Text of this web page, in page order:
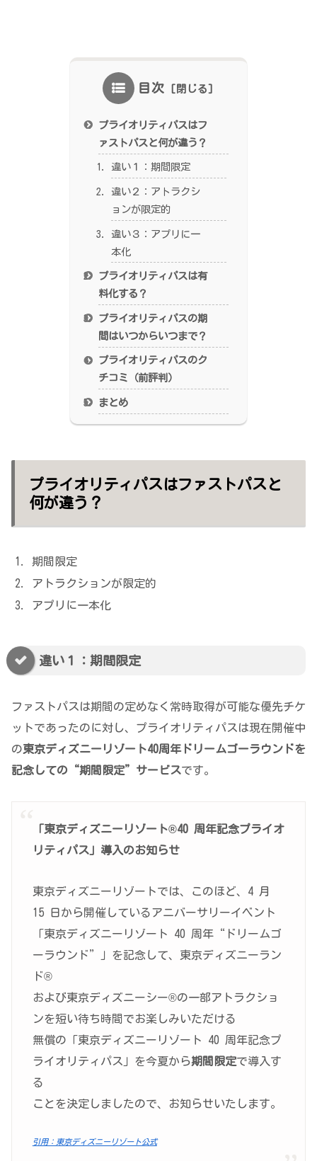
目次
プライオリティパスはフ
ァストパスと何が違う？
違い１：期間限定
違い２：アトラクシ
ョンが限定的
違い３：アプリに一
本化
プライオリティパスは有
料化する？
プライオリティパスの期
間はいつからいつまで？
プライオリティパスのク
チコミ（前評判）
まとめ
プライオリティパスはファストパスと
何が違う？
期間限定
アトラクションが限定的
アプリに一本化
違い１：期間限定
ファストパスは期間の定めなく常時取得が可能な優先チケ
ットであったのに対し、プライオリティパスは現在開催中
の東京ディズニーリゾート40周年ドリームゴーラウンドを
記念しての“期間限定”サービスです。
「東京ディズニーリゾート®40 周年記念プライオ
リティパス」導入のお知らせ
東京ディズニーリゾートでは、このほど、4 月
15 日から開催しているアニバーサリーイベント
「東京ディズニーリゾート 40 周年“ドリームゴ
ーラウンド”」を記念して、東京ディズニーラン
ド®
および東京ディズニーシー®の一部アトラクショ
ンを短い待ち時間でお楽しみいただける
無償の「東京ディズニーリゾート 40 周年記念プ
ライオリティパス」を今夏から期間限定で導入す
る
ことを決定しましたので、お知らせいたします。
引用：東京ディズニーリゾート公式